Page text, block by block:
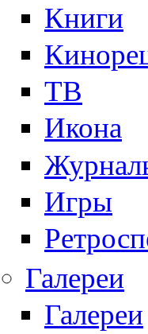
Книги
ТВ
Икона
Игры
Галереи
Галереи